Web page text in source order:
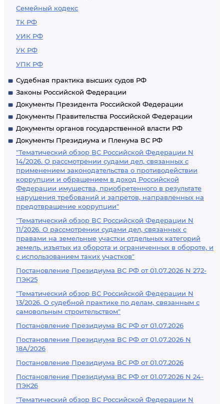
Семейный кодекс
ТК РФ
УИК РФ
УК РФ
УПК РФ
Судебная практика высших судов РФ
Законы Российской Федерации
Документы Президента Российской Федерации
Документы Правительства Российской Федерации
Документы органов государственной власти РФ
Документы Президиума и Пленума ВС РФ
"Тематический обзор ВС Российской Федерации N
14/2026. О рассмотрении судами дел, связанных с
применением законодательства о противодействии
коррупции и обращением в доход Российской
Федерации имущества, приобретенного в результате
нарушения требований и запретов, направленных на
предотвращение коррупции"
"Тематический обзор ВС Российской Федерации N
11/2026. О рассмотрении судами дел, связанных с
правами на земельные участки отдельных категорий
земель, изъятых из оборота и ограниченных в обороте, и
с использованием таких участков"
Постановление Президиума ВС РФ от 01.07.2026 N 272-
ПЭК25
"Тематический обзор ВС Российской Федерации N
13/2026. О судебной практике по делам, связанным с
самовольным строительством"
Постановление Президиума ВС РФ от 01.07.2026
Постановление Президиума ВС РФ от 01.07.2026 N
18А/2026
Постановление Президиума ВС РФ от 01.07.2026
Постановление Президиума ВС РФ от 01.07.2026 N 24-
ПЭК26
"Тематический обзор ВС Российской Федерации N